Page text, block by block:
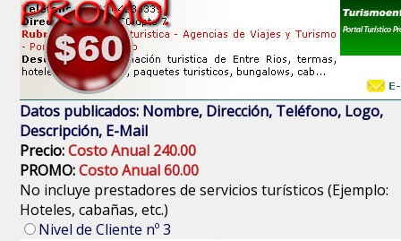
Datos publicados: Nombre, Dirección, Teléfono, Logo,
Descripción, E-Mail
Precio:Costo Anual 240.00
PROMO:Costo Anual 60.00
No incluye prestadores de servicios turísticos (Ejemplo:
Hoteles, cabañas, etc.)
Nivel de Cliente nº 3